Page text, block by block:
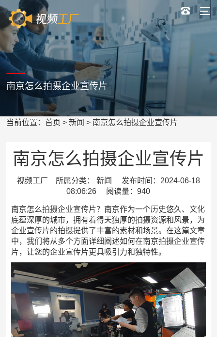
南京怎么拍摄企业宣传片
当前位置：首页 >新闻 > 南京怎么拍摄企业宣传片
南京怎么拍摄企业宣传片
视频工厂 所属分类： 新闻 发布时间：2024-06-18
08:06:26 阅读量：940
南京怎么拍摄企业宣传片？南京作为一个历史悠久、文化
底蕴深厚的城市，拥有着得天独厚的拍摄资源和风景，为
企业宣传片的拍摄提供了丰富的素材和场景。在这篇文章
中，我们将从多个方面详细阐述如何在南京拍摄企业宣传
片，让您的企业宣传片更具吸引力和独特性。